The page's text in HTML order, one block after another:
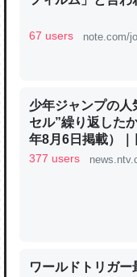
論文では「淡水は
は」とあって面白
これを元に考え
─ニュース :: 【研究
67 users note.com/
少年ジャンプの人
セル”繰り返し
年8月6日掲載）
377 users
ワールドトリガ